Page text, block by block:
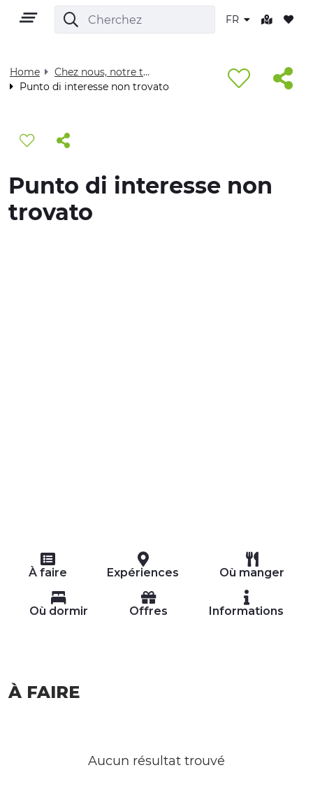
FR
Home
Chez nous, notre territoire - Visit Cuneese
Punto di interesse non trovato
Punto di interesse non
trovato
À faire Expériences Où manger
Où dormir Offres Informations
À FAIRE
Aucun résultat trouvé